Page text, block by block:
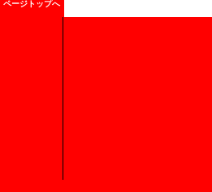
ページトップへ